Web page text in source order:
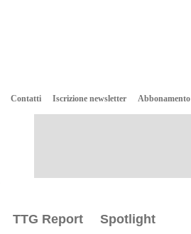
Contatti Iscrizione newsletter Abbonamento
TTG Report Spotlight